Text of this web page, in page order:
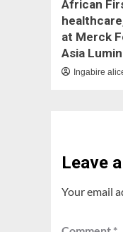
African
at Merck
Asia
Ingabire
Leave
Your email